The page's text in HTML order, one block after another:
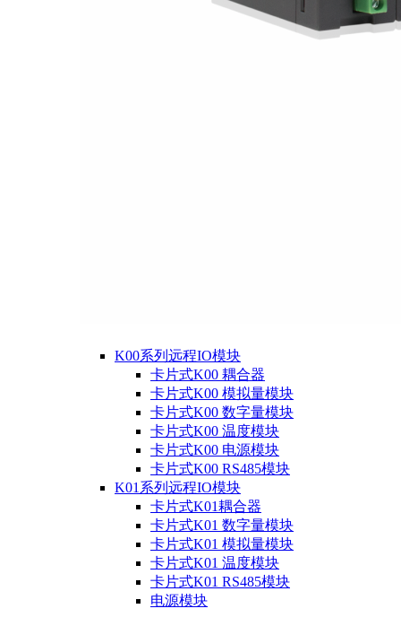
K00系列远程IO模块
卡片式K00 耦合器
卡片式K00 模拟量模块
卡片式K00 数字量模块
卡片式K00 温度模块
卡片式K00 电源模块
卡片式K00 RS485模块
K01系列远程IO模块
卡片式K01耦合器
卡片式K01 数字量模块
卡片式K01 模拟量模块
卡片式K01 温度模块
卡片式K01 RS485模块
电源模块